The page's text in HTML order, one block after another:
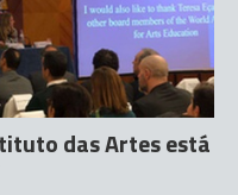
das Artes está